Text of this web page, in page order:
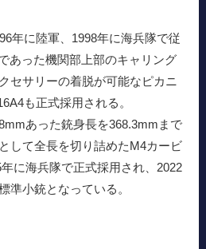
年に陸軍、1998年に海兵隊で従
あった機関部上部のキャリング
セサリーの着脱が可能なピカニ
も正式採用される。
あった銃身長を368.3mmまで
して全長を切り詰めたM4カービ
に海兵隊で正式採用され、2022
準小銃となっている。